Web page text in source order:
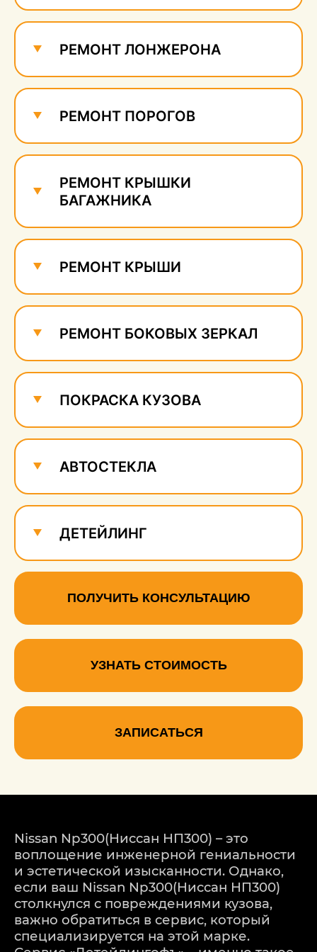
Ремонт и удаление
РЕМОНТ ЛОНЖЕРОНА
РЕМОНТ ПОРОГОВ
РЕМОНТ КРЫШКИ
БАГАЖНИКА
РЕМОНТ КРЫШИ
РЕМОНТ БОКОВЫХ ЗЕРКАЛ
ПОКРАСКА КУЗОВА
АВТОСТЕКЛА
ДЕТЕЙЛИНГ
ПОЛУЧИТЬ КОНСУЛЬТАЦИЮ
УЗНАТЬ СТОИМОСТЬ
ЗАПИСАТЬСЯ
Nissan Np300(Ниссан НП300) – это
воплощение инженерной гениальности
и эстетической изысканности. Однако,
если ваш Nissan Np300(Ниссан НП300)
столкнулся с повреждениями кузова,
важно обратиться в сервис, который
специализируется на этой марке.